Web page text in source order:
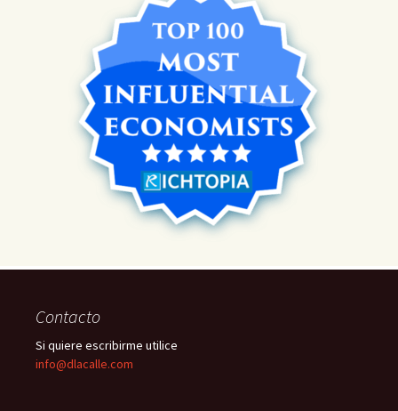
Contacto
Si quiere escribirme utilice
info@dlacalle.com